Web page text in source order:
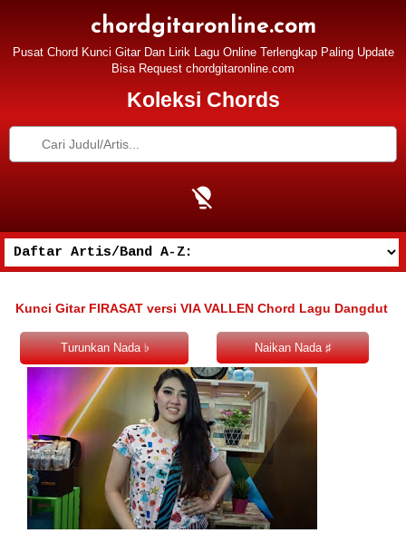
chordgitaronline.com
Pusat Chord Kunci Gitar Dan Lirik Lagu Online Terlengkap Paling Update
Bisa Request chordgitaronline.com
Koleksi Chords
Kunci Gitar FIRASAT versi VIA VALLEN Chord Lagu Dangdut